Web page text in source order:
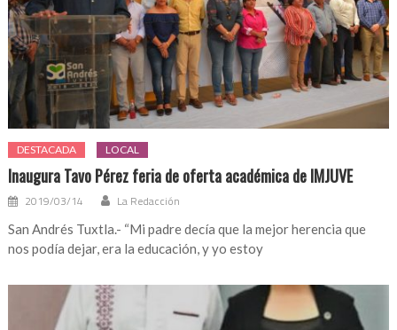
DESTACADA LOCAL
Inaugura Tavo Pérez feria de oferta académica de IMJUVE
2019/03/14 La Redacción
San Andrés Tuxtla.- “Mi padre decía que la mejor herencia que
nos podía dejar, era la educación, y yo estoy